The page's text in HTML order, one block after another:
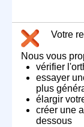
Votre
Nous vous
vérifier
essayer
plus
élargir
créer une
dessous